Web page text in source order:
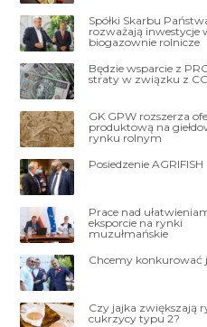
Spółki Skarbu
rozważają inwestycje
biogazownie rolnicze
Będzie wsparcie z
straty w związku z
GK GPW rozszerza
produktową na
rynku rolnym
Posiedzenie AGRIFISH
Prace nad
eksporcie na rynki
muzułmańskie
Chcemy konkurować
Czy jajka zwiększają
cukrzycy typu 2?